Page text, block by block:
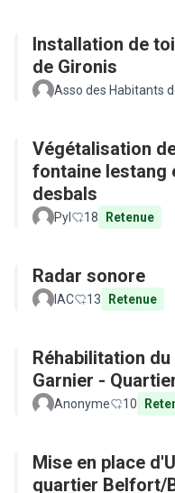
Installation de
de Gironis
Asso des Habitants
Végétalisation
fontaine lestang
desbals
Pyl 18 Retenue
Radar sonore
IAC 13 Retenue
Réhabilitation
Garnier -
Anonyme 10
Mise en place
quartier Belfort/